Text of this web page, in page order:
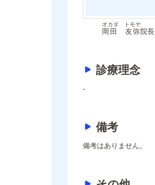
岡田 友弥
オカダ トモヤ
院長
診療理念
-
備考
備考はありません。